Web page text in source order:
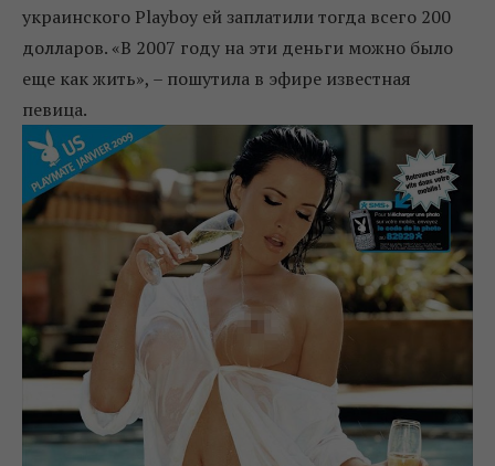
украинского Playboy ей заплатили тогда всего 200
долларов. «В 2007 году на эти деньги можно было
еще как жить», – пошутила в эфире известная
певица.